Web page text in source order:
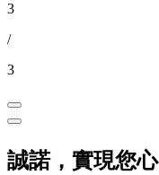
3
/
3
誠諾，實現您心